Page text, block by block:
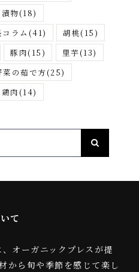
漬物(18)
ラム (41) 胡桃(15)
豚肉(15) 里芋(13)
菜の茹で方(25)
鶏肉(14)
て
オーガニックプレスが提
から旬や季節を感じて楽し